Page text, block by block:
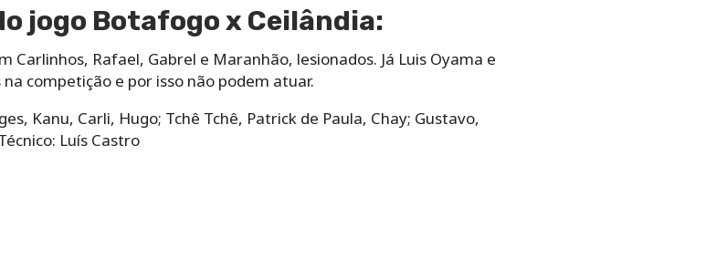
jogo Botafogo x Ceilândia:
Rafael, Gabrel e Maranhão, lesionados. Já Luis Oyama e
competição e por isso não podem atuar.
Kanu, Carli, Hugo; Tchê Tchê, Patrick de Paula, Chay; Gustavo,
Luís Castro